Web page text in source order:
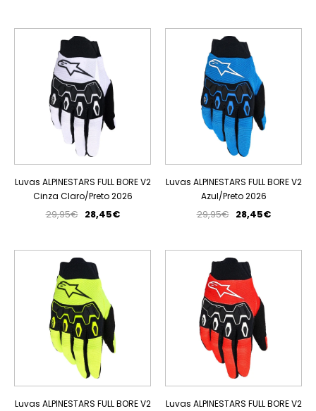
Luvas ALPINESTARS FULL BORE V2
Cinza Claro/Preto 2026
29,95€ 28,45€
Luvas ALPINESTARS FULL BORE V2
Azul/Preto 2026
29,95€ 28,45€
Luvas ALPINESTARS FULL BORE V2
Luvas ALPINESTARS FULL BORE V2